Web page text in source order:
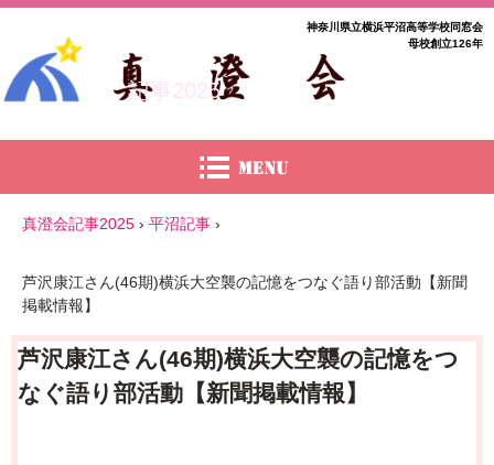
記事2025
神奈川県立横浜平沼高等学校同窓会
母校創立126年
真澄会記事2025 › 平沼記事 ›
芦沢康江さん(46期)横浜大空襲の記憶をつなぐ語り部活動【新聞
掲載情報】
芦沢康江さん(46期)横浜大空襲の記憶をつ
なぐ語り部活動【新聞掲載情報】